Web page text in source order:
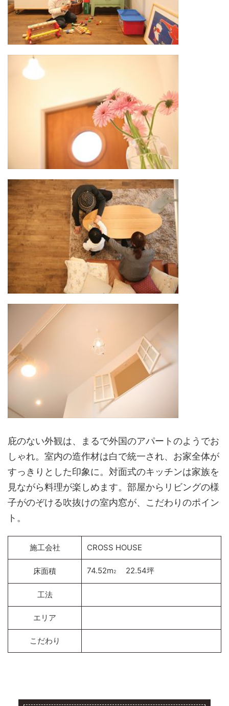
庇のない外観は、まるで外国のアパートのようでお
しゃれ。室内の造作材は白で統一され、お家全体が
すっきりとした印象に。対面式のキッチンは家族を
見ながら料理が楽しめます。部屋からリビングの様
子がのぞける吹抜けの室内窓が、こだわりのポイン
ト。
施工会社 CROSS HOUSE
床面積 74.52m2 22.54坪
工法
エリア
こだわり